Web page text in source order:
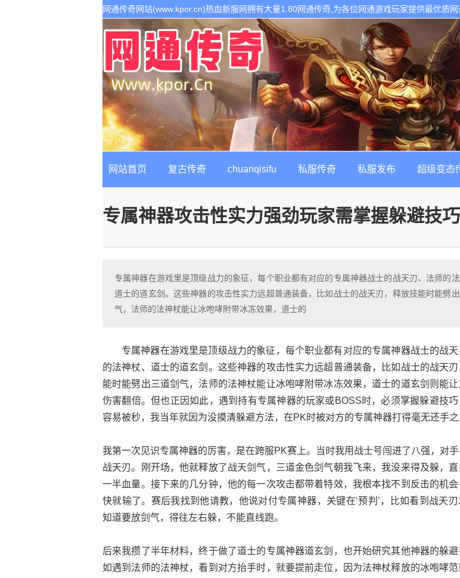
网通传奇网站(www.kpor.cn)热血新服网拥有大量1.80网通传奇,为各位网通游戏玩家提供最优质
1.80传奇开区服务,是继网通传奇私服以后最热门的每日新开1.80传奇私服发布网!
网站首页 复古传奇 chuanqisifu 私服传奇 私服发布 超级变态
专属神器攻击性实力强劲玩家需掌握躲避技
专属神器在游戏里是顶级战力的象征，每个职业都有对应的专属神器战士的战天刃、法师的法
道士的道玄剑。这些神器的攻击性实力远超普通装备，比如战士的战天刃，释放技能时能劈
气，法师的法神杖能让冰咆哮附带冰冻效果，道士的
专属神器在游戏里是顶级战力的象征，每个职业都有对应的专属神器战士的战
的法神杖、道士的道玄剑。这些神器的攻击性实力远超普通装备，比如战士的战天
能时能劈出三道剑气，法师的法神杖能让冰咆哮附带冰冻效果，道士的道玄剑则能
伤害翻倍。但也正因如此，遇到持有专属神器的玩家或BOSS时，必须掌握躲避技
容易被秒，我当年就因为没摸清躲避方法，在PK时被对方的专属神器打得毫无还手之
我第一次见识专属神器的厉害，是在跨服PK赛上。当时我用战士号闯进了八强，对
战天刃。刚开场，他就释放了战天剑气，三道金色剑气朝我飞来，我没来得及躲，
一半血量。接下来的几分钟，他的每一次攻击都带着特效，我根本找不到反击的机
快就输了。赛后我找到他请教，他说对付专属神器，关键在‘预判’，比如看到战天
知道要放剑气，得往左右躲，不能直线跑。
后来我攒了半年材料，终于做了道士的专属神器道玄剑，也开始研究其他神器的躲
如遇到法师的法神杖，看到对方抬手时，就要提前走位，因为法神杖释放的冰咆哮